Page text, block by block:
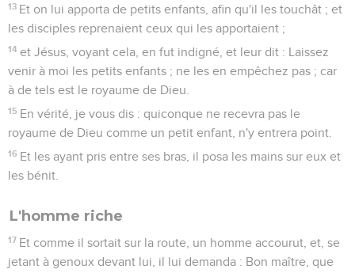
13 Et on lui apporta de petits enfants, afin qu'il les touchât ; et
les disciples reprenaient ceux qui les apportaient ;
14 et Jésus, voyant cela, en fut indigné, et leur dit : Laissez
venir à moi les petits enfants ; ne les en empêchez pas ; car
à de tels est le royaume de Dieu.
15 En vérité, je vous dis : quiconque ne recevra pas le
royaume de Dieu comme un petit enfant, n'y entrera point.
16 Et les ayant pris entre ses bras, il posa les mains sur eux et
les bénit.
L'homme riche
17 Et comme il sortait sur la route, un homme accourut, et, se
jetant à genoux devant lui, il lui demanda : Bon maître, que